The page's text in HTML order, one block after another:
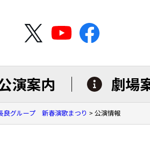
演案内 劇場
良グループ 新春演歌まつり > 公演情報